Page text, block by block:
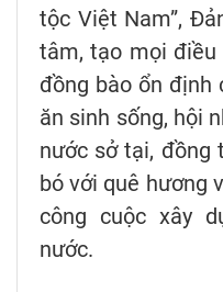
tộc Việt Nam”,
tâm, tạo mọi
đồng bào ổn định
ăn sinh sống, hội
nước sở tại, đồng
bó với quê hương
công cuộc xây
nước.